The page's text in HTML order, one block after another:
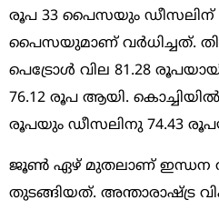
രൂപ 33 പെെസയും ഡീസലിന്
പെെസയുമാണ് വര്‍ധിച്ചത്.
പെട്രോള്‍ വില 81.28
76.12 രൂപ ആയി. കൊച്ചിയില്‍
രൂപയും ഡീസലിനു 74.43
ജൂണ്‍ ഏഴ് മുതലാണ് ഇന്ധന
തുടങ്ങിയത്. അന്താരാഷ്‌ട്ര